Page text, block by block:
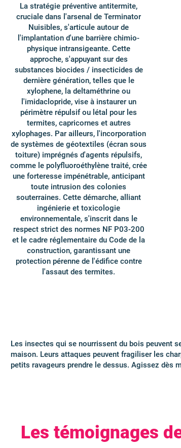
La stratégie préventive antitermite,
cruciale dans l'arsenal de Terminator
Nuisibles, s'articule autour de
l'implantation d'une barrière chimio-
physique intransigeante. Cette
approche, s'appuyant sur des
substances biocides / insecticides de
dernière génération, telles que le
xylophene, la deltaméthrine ou
l'imidaclopride, vise à instaurer un
périmètre répulsif ou létal pour les
termites, capricornes et autres
xylophages. Par ailleurs, l'incorporation
de systèmes de géotextiles (écran sous
toiture) imprégnés d'agents répulsifs,
comme le polyfluoroéthylène traité, crée
une forteresse impénétrable, anticipant
toute intrusion des colonies
souterraines. Cette démarche, alliant
ingénierie et toxicologie
environnementale, s'inscrit dans le
respect strict des normes NF P03-200
et le cadre réglementaire du Code de la
construction, garantissant une
protection pérenne de l'édifice contre
l'assaut des termites.
Les insectes qui se nourrissent du bois peuvent
maison. Leurs attaques peuvent fragiliser les
petits ravageurs prendre le dessus. Agissez dès
Les témoignages